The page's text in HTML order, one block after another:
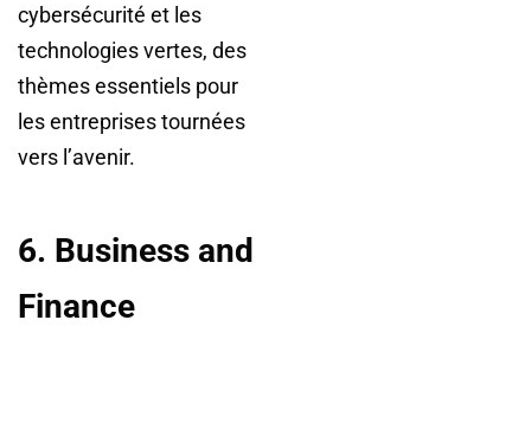
cybersécurité et les
technologies vertes, des
thèmes essentiels pour
les entreprises tournées
vers l’avenir.
6. Business and
Finance